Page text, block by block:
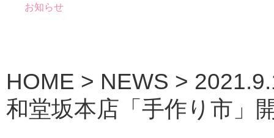
お知らせ
HOME > NEWS >
和堂坂本店「手作り市」